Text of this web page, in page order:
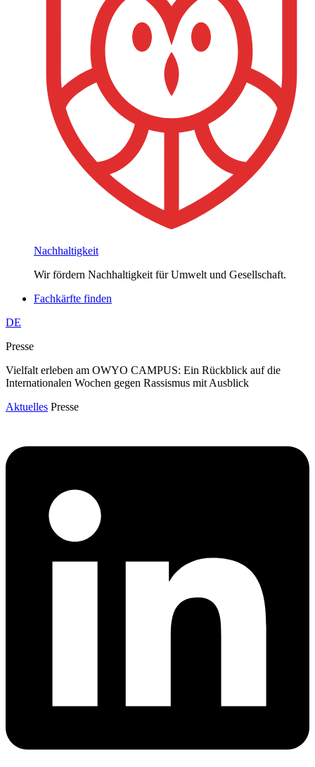
Nachhaltigkeit
Wir fördern Nachhaltigkeit für Umwelt und Gesellschaft.
Fachkärfte finden
DE
Presse
Vielfalt erleben am OWYO CAMPUS: Ein Rückblick auf die
Internationalen Wochen gegen Rassismus mit Ausblick
Aktuelles Presse